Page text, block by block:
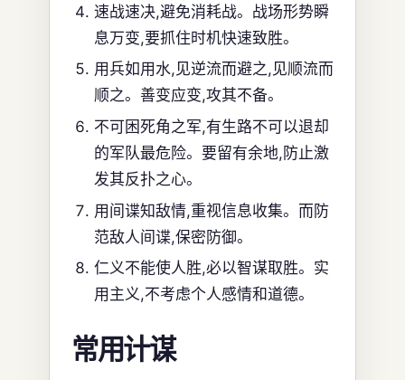
速战速决,避免消耗战。战场形势瞬
息万变,要抓住时机快速致胜。
用兵如用水,见逆流而避之,见顺流而
顺之。善变应变,攻其不备。
不可困死角之军,有生路不可以退却
的军队最危险。要留有余地,防止激
发其反扑之心。
用间谍知敌情,重视信息收集。而防
范敌人间谍,保密防御。
仁义不能使人胜,必以智谋取胜。实
用主义,不考虑个人感情和道德。
常用计谋